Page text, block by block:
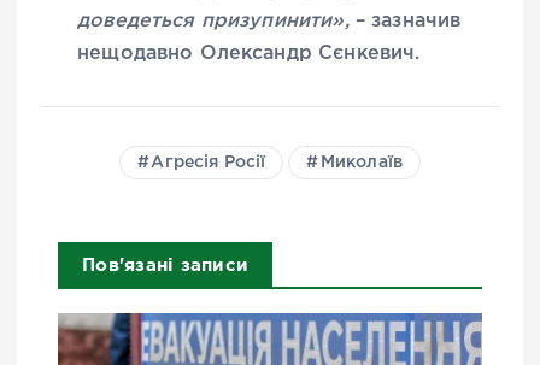
доведеться призупинити»,– зазначив
нещодавно Олександр Сєнкевич.
Агресія Росії Миколаїв
Пов'язані записи